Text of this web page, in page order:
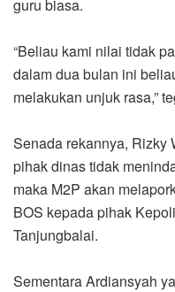
guru biasa.
“Beliau kami nilai tidak
dalam dua bulan ini
melakukan unjuk rasa,”
Senada rekannya, Rizky
pihak dinas tidak
maka M2P akan
BOS kepada pihak
Tanjungbalai.
Sementara Ardiansyah